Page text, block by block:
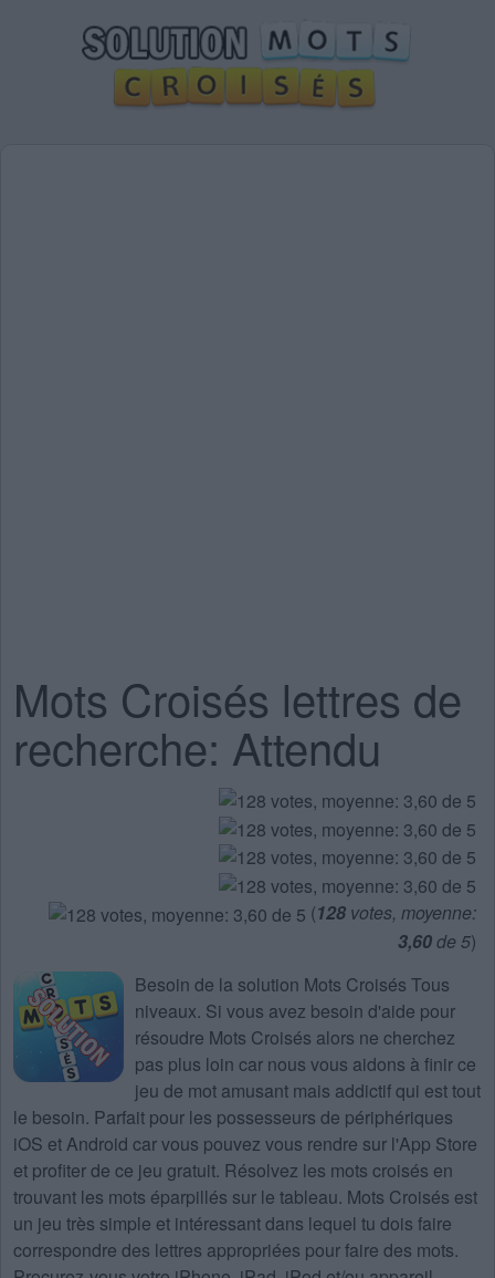
Mots Croisés lettres de
recherche: Attendu
(128 votes, moyenne:
3,60de 5)
Besoin de la solution Mots Croisés Tous
niveaux. Si vous avez besoin d'aide pour
résoudre Mots Croisés alors ne cherchez
pas plus loin car nous vous aidons à finir ce
jeu de mot amusant mais addictif qui est tout
le besoin. Parfait pour les possesseurs de périphériques
iOS et Android car vous pouvez vous rendre sur l'App Store
et profiter de ce jeu gratuit. Résolvez les mots croisés en
trouvant les mots éparpillés sur le tableau. Mots Croisés est
un jeu très simple et intéressant dans lequel tu dois faire
correspondre des lettres appropriées pour faire des mots.